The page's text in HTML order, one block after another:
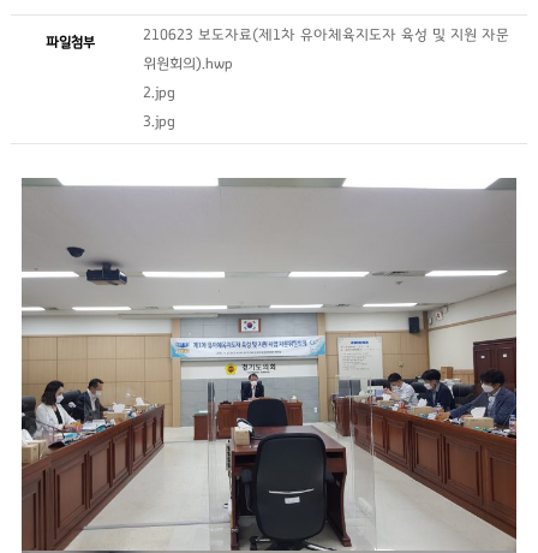
파일첨부
210623 보도자료(제1차 유아체육지도자 육성 및 지원 자문
위원회의).hwp
2.jpg
3.jpg